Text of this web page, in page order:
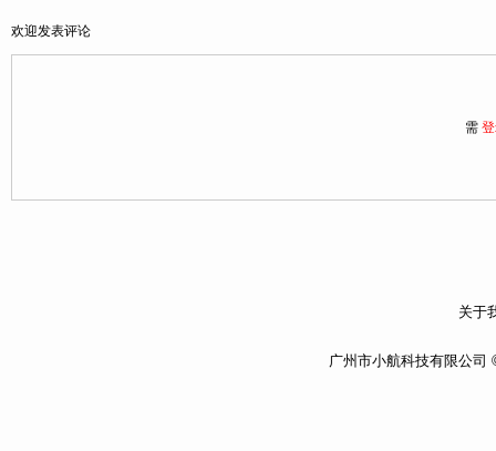
欢迎发表评论
需
关于
广州市小航科技有限公